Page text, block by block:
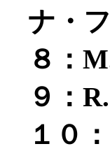
ナ・
８：
９：
１０